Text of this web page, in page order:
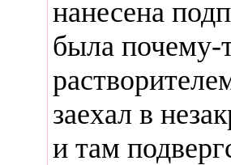
нанесена
была почему-
заехал в
и там